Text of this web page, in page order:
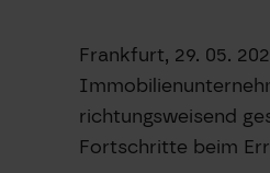
Frankfurt, 29. 05.
richtungsweisend
Fortschritte beim